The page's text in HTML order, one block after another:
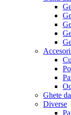
Ghete
Diverse